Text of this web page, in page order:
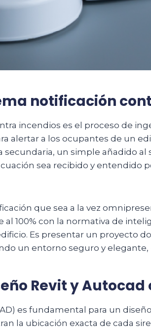
notificación
incendios es el proceso de
alertar a los ocupantes de un
un simple añadido
sea recibido y entendido
que sea a la vez
100% con la normativa de
Es presentar un proyecto
un entorno seguro y
Revit y
es fundamental para un
la ubicación exacta de cada